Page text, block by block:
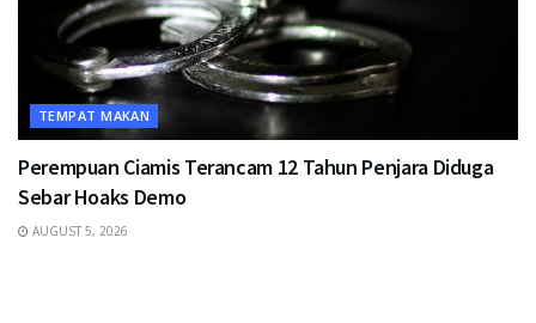
TEMPAT MAKAN
Perempuan Ciamis Terancam 12 Tahun Penjara Diduga
Sebar Hoaks Demo
AUGUST 5, 2026